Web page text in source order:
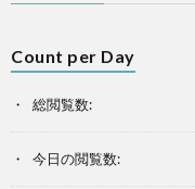
Count per Day
総閲覧数:
今日の閲覧数: